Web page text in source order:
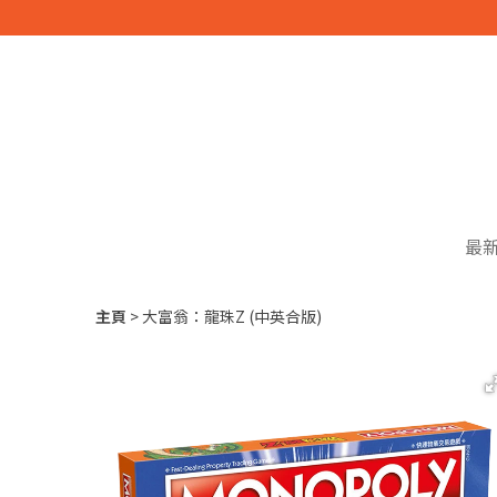
最
主頁 大富翁：龍珠Z (中英合版)